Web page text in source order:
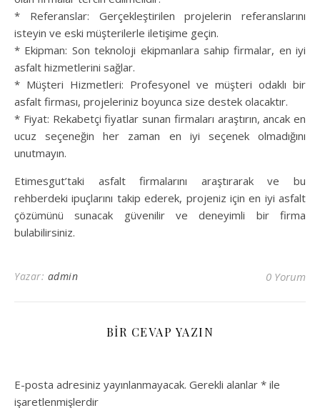
* Referanslar: Gerçekleştirilen projelerin referanslarını
isteyin ve eski müşterilerle iletişime geçin.
* Ekipman: Son teknoloji ekipmanlara sahip firmalar, en iyi
asfalt hizmetlerini sağlar.
* Müşteri Hizmetleri: Profesyonel ve müşteri odaklı bir
asfalt firması, projeleriniz boyunca size destek olacaktır.
* Fiyat: Rekabetçi fiyatlar sunan firmaları araştırın, ancak en
ucuz seçeneğin her zaman en iyi seçenek olmadığını
unutmayın.
Etimesgut’taki asfalt firmalarını araştırarak ve bu
rehberdeki ipuçlarını takip ederek, projeniz için en iyi asfalt
çözümünü sunacak güvenilir ve deneyimli bir firma
bulabilirsiniz.
Yazar: admin 0 Yorum
BIR CEVAP YAZIN
E-posta adresiniz yayınlanmayacak. Gerekli alanlar * ile
işaretlenmişlerdir